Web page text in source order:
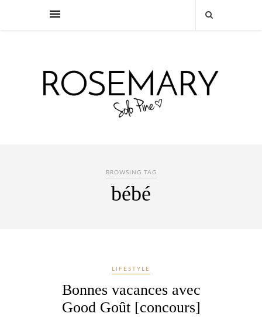
BROWSING TAG
bébé
LIFESTYLE
Bonnes vacances avec
Good Goût [concours]